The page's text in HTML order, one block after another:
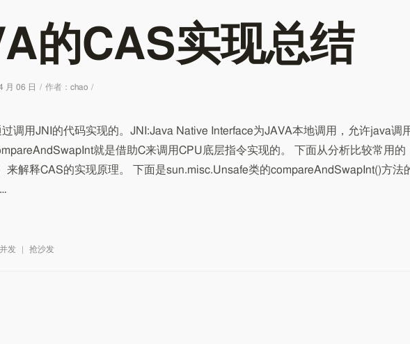
的CAS实现总结
月 06 日 / 作者： chao /
调用JNI的代码实现的。JNI:Java Native Interface为JAVA本地调用，允许java调
就是借助C来调用CPU底层指令实现的。 下面从分析比较常用的
来解释CAS的实现原理。 下面是sun.misc.Unsafe类的compareAndSwapInt()方法
并发 抢沙发